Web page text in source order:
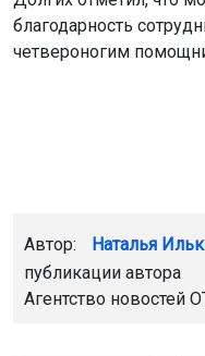
благодарность
четвероногим
Автор: Наталья
публикации автора
Агентство новостей